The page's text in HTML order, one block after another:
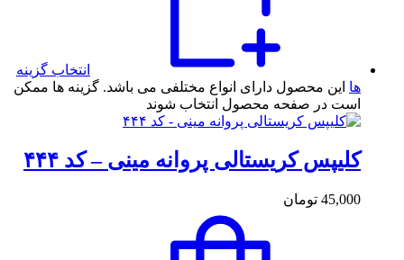
انتخاب گزینه
ها این محصول دارای انواع مختلفی می باشد. گزینه ها ممکن
است در صفحه محصول انتخاب شوند
کلیپس کریستالی پروانه مینی – کد ۴۴۴
45,000 تومان